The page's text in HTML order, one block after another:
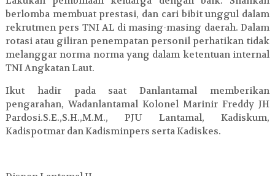
berlomba membuat prestasi, dan cari bibit unggul dalam
rekrutmen pers TNI AL di masing-masing daerah. Dalam
rotasi atau giliran penempatan personil perhatikan tidak
melanggar norma norma yang dalam ketentuan internal
TNI Angkatan Laut.
Ikut hadir pada saat Danlantamal memberikan
pengarahan, Wadanlantamal Kolonel Marinir Freddy JH
Pardosi.S.E.,S.H.,M.M., PJU Lantamal, Kadiskum,
Kadispotmar dan Kadisminpers serta Kadiskes.